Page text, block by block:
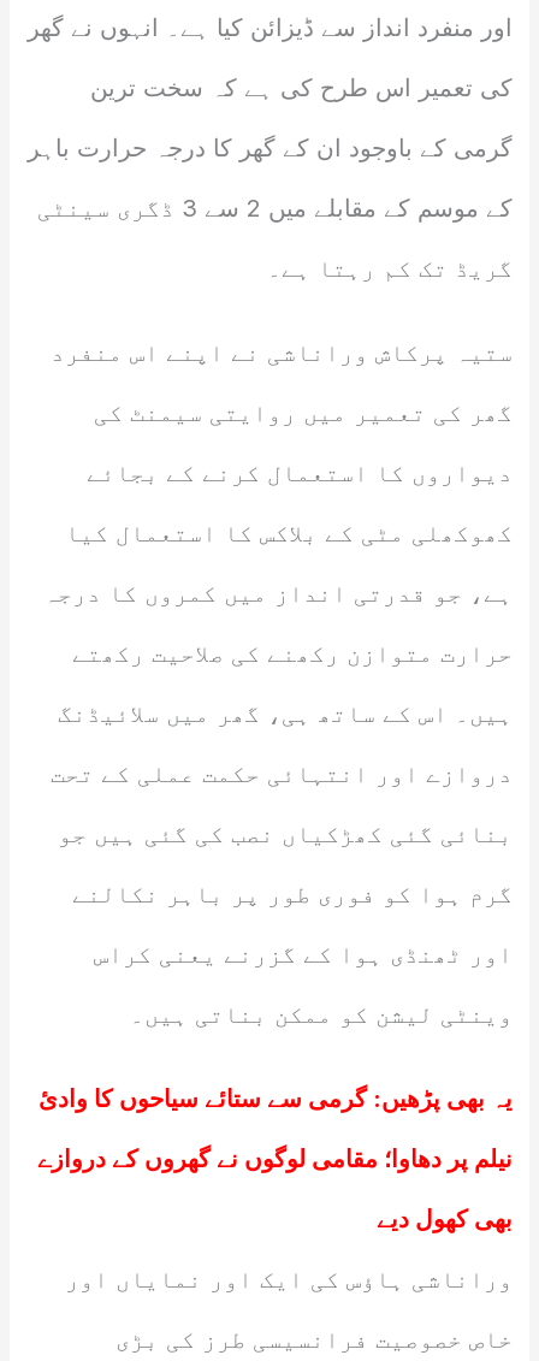
اور منفرد انداز سے ڈیزائن کیا ہے۔ انہوں نے گھر
کی تعمیر اس طرح کی ہے کہ سخت ترین
گرمی کے باوجود ان کے گھر کا درجہ حرارت باہر
کے موسم کے مقابلے میں 2 سے 3 ڈگری سینٹی
گریڈ تک کم رہتا ہے۔
ستیہ پرکاش وراناشی نے اپنے اس منفرد
گھر کی تعمیر میں روایتی سیمنٹ کی
دیواروں کا استعمال کرنے کے بجائے
کھوکھلی مٹی کے بلاکس کا استعمال کیا
ہے، جو قدرتی انداز میں کمروں کا درجہ
حرارت متوازن رکھنے کی صلاحیت رکھتے
ہیں۔ اس کے ساتھ ہی، گھر میں سلائیڈنگ
دروازے اور انتہائی حکمت عملی کے تحت
بنائی گئی کھڑکیاں نصب کی گئی ہیں جو
گرم ہوا کو فوری طور پر باہر نکالنے
اور ٹھنڈی ہوا کے گزرنے یعنی کراس
وینٹی لیشن کو ممکن بناتی ہیں۔
یہ بھی پڑھیں:گرمی سے ستائے سیاحوں کا وادیٔ
نیلم پر دھاوا؛ مقامی لوگوں نے گھروں کے دروازے
بھی کھول دیے
وراناشی ہاؤس کی ایک اور نمایاں اور
خاص خصوصیت فرانسیسی طرز کی بڑی